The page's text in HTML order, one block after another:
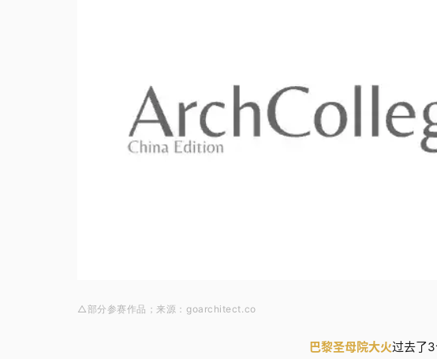
△部分参赛作品；来源：goarchitect.co
巴黎圣母院大火过去了3